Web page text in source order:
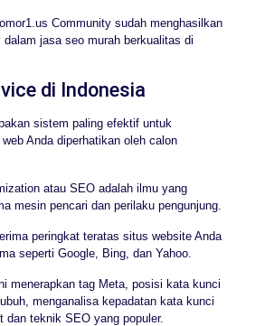
Community sudah menghasilkan
jasa seo murah berkualitas di
di Indonesia
sistem paling efektif untuk
Anda diperhatikan oleh calon
atau SEO adalah ilmu yang
mesin pencari dan perilaku pengunjung.
peringkat teratas situs website Anda
seperti Google, Bing, dan Yahoo.
menerapkan tag Meta, posisi kata kunci
menganalisa kepadatan kata kunci
dan teknik SEO yang populer.